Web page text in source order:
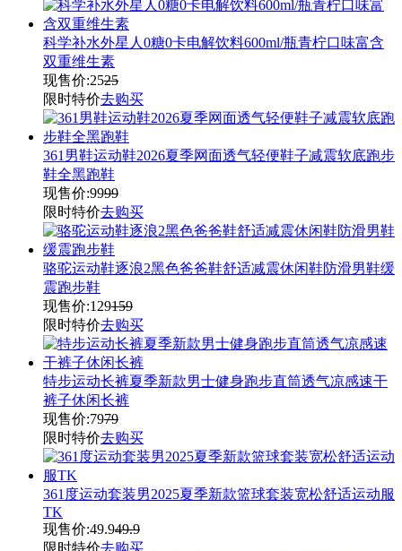
科学补水外星人0糖0卡电解饮料600ml/瓶青柠口味富含
双重维生素
现售价:2525
限时特价去购买
361男鞋运动鞋2026夏季网面透气轻便鞋子减震软底跑步
鞋全黑跑鞋
现售价:9999
限时特价去购买
骆驼运动鞋逐浪2黑色爸爸鞋舒适减震休闲鞋防滑男鞋缓
震跑步鞋
现售价:129159
限时特价去购买
特步运动长裤夏季新款男士健身跑步直筒透气凉感速干
裤子休闲长裤
现售价:7979
限时特价去购买
361度运动套装男2025夏季新款篮球套装宽松舒适运动服
TK
现售价:49.949.9